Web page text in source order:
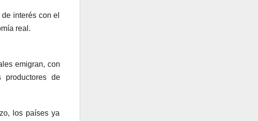
interés con el
real.
emigran, con
de
los países ya